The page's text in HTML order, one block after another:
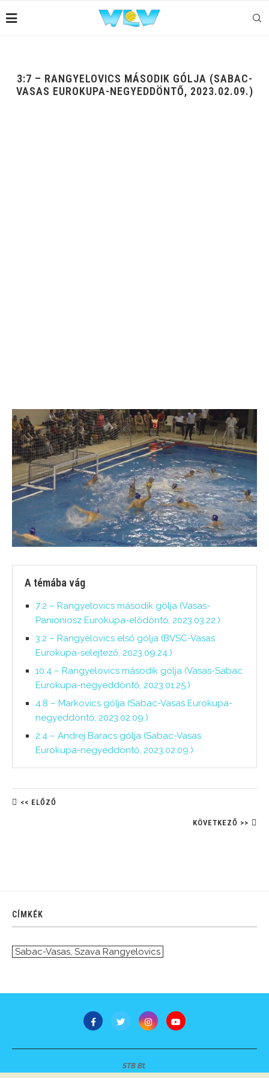
3:7 – RANGYELOVICS MÁSODIK GÓLJA (SABAC-
VASAS EUROKUPA-NEGYEDDÖNTŐ, 2023.02.09.)
A témába vág
7:2 – Rangyelovics második gólja (Vasas-
Panioniosz Eurokupa-elődöntő, 2023.03.22.)
3:2 – Rangyelovics első gólja (BVSC-Vasas
Eurokupa-selejtező, 2023.09.24.)
10:4 – Rangyelovics második gólja (Vasas-Sabac
Eurokupa-negyeddöntő, 2023.01.25.)
4:8 – Markovics gólja (Sabac-Vasas Eurokupa-
negyeddöntő, 2023.02.09.)
2:4 – Andrej Baracs gólja (Sabac-Vasas
Eurokupa-negyeddöntő, 2023.02.09.)
<< ELŐZŐ
KÖVETKEZŐ >>
CÍMKÉK
Sabac-Vasas, Szava Rangyelovics
STB Bt.